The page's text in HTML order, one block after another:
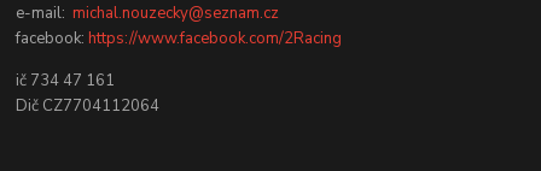
e-mail:michal.nouzecky@seznam.cz
facebook:https://www.facebook.com/2Racing
ič 734 47 161
Dič CZ7704112064